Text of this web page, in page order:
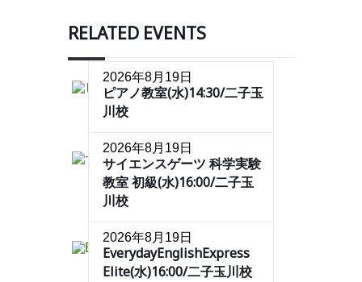
RELATED EVENTS
2026年8月19日
ピアノ教室(水)14:30/二子玉
川校
2026年8月19日
サイエンスゲーツ 科学実験
教室 初級(水)16:00/二子玉
川校
2026年8月19日
EverydayEnglishExpress
Elite(水)16:00/二子玉川校